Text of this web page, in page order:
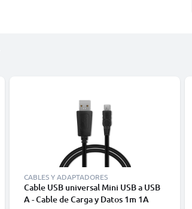
CABLES Y ADAPTADORES
Cable USB universal Mini USB a USB
A - Cable de Carga y Datos 1m 1A